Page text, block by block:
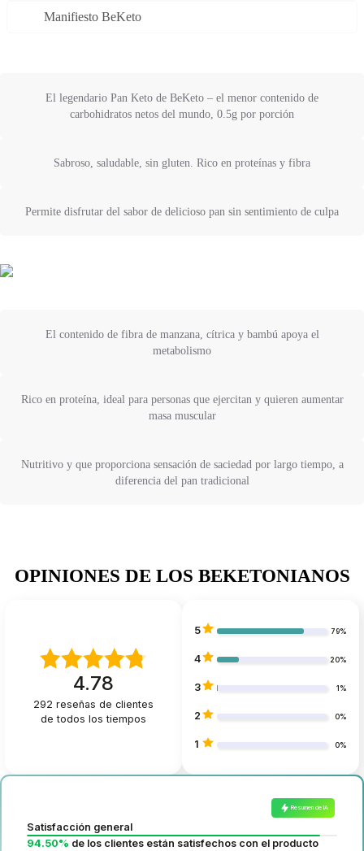
Manifiesto BeKeto
El legendario Pan Keto de BeKeto – el menor contenido de
carbohidratos netos del mundo, 0.5g por porción
Sabroso, saludable, sin gluten. Rico en proteínas y fibra
Permite disfrutar del sabor de delicioso pan sin sentimiento de culpa
El contenido de fibra de manzana, cítrica y bambú apoya el
metabolismo
Rico en proteína, ideal para personas que ejercitan y quieren aumentar
masa muscular
Nutritivo y que proporciona sensación de saciedad por largo tiempo, a
diferencia del pan tradicional
OPINIONES DE LOS BEKETONIANOS
4.78
292 reseñas de clientes
de todos los tiempos
5 79%
4 20%
3 1%
2 0%
1 0%
Resumen de IA
Satisfacción general
94.50% de los clientes están satisfechos con el producto